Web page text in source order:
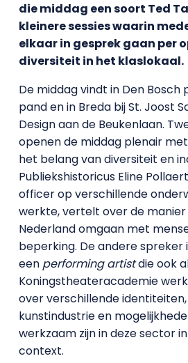
die middag een soort Ted
kleinere sessies waarin
elkaar in gesprek gaan per
diversiteit in het klaslokaal.
De middag vindt in Den Bosch
pand en in Breda bij St. Joost
Design aan de Beukenlaan.
openen de middag plenair
het belang van diversiteit en
Publiekshistoricus Eline
officer op verschillende
werkte, vertelt over de
Nederland omgaan met
beperking. De andere spreker
een performing artistdie ook
Koningstheateracademie
over verschillende
kunstindustrie en
werkzaam zijn in deze sector
context.